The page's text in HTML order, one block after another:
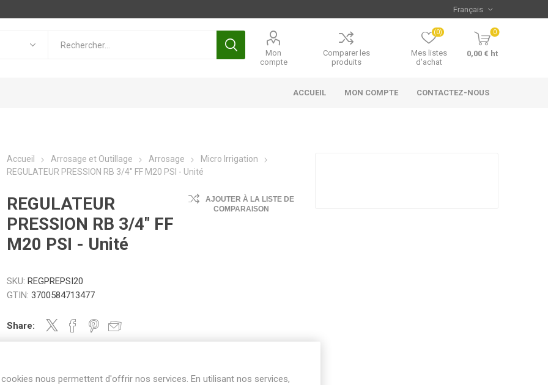
Mon
compte
Comparer les
produits
Mes listes
d'achat
(0) 0
0,00 € ht
ACCUEIL MON COMPTE CONTACTEZ-NOUS
Accueil Arrosage et Outillage Arrosage
Micro Irrigation
REGULATEUR PRESSION RB 3/4" FF M20 PSI - Unité
REGULATEUR
PRESSION RB 3/4" FF
M20 PSI - Unité
AJOUTER À LA LISTE DE
COMPARAISON
SKU: REGPREPSI20
GTIN: 3700584713477
Share:
nous permettent d'offrir nos services. En utilisant nos services,